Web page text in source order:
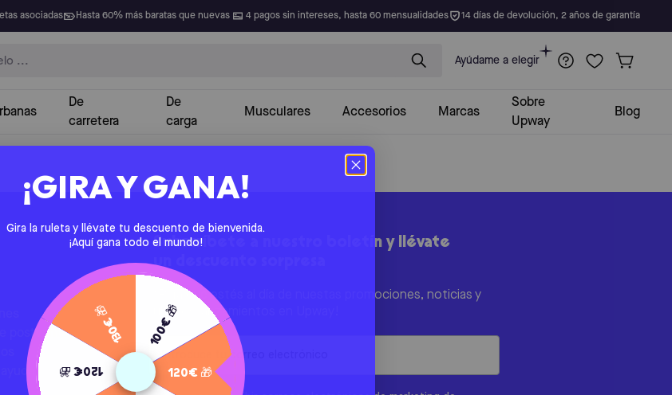
asociadas Hasta 60% más baratas que nuevas 4 pagos sin intereses, hasta 60 mensualidades 14 días de devolución, 2 años de garantía
Ayúdame a elegir
De
carretera
De
carga
Musculares Accesorios Marcas
Sobre
Upway
Blog
postventa
Subscríbete a nuestro boletín y llévate
un descuento sorpresa
¡Para que estés al día de nuestas promociones, noticias y
últimos lanzamientos en Upway!
Email
¡GIRA Y GANA!
Gira la ruleta y llévate tu descuento de bienvenida.
¡Aquí gana todo el mundo!
100€ 🎁
120€ 🎁
120€ 🎁
130€ 🎁